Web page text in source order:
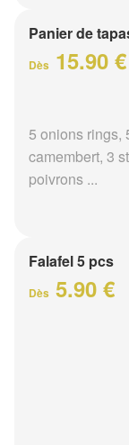
Panier de
Dès 15.90 €
5 onions rings,
camembert, 3
poivrons ...
Falafel 5 pcs
Dès 5.90 €